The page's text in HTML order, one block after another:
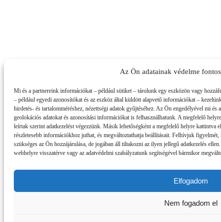
Az Ön adatainak védelme
Mi és a partnereink információkat – például sütiket – tárolunk egy eszközön vagy
– például egyedi azonosítókat és az eszköz által küldött alapvető információkat –
hirdetés- és tartalomméréshez, nézettségi adatok gyűjtéséhez. Az Ön engedélyével mi
geolokációs adatokat és azonosítási információkat is felhasználhatunk. A megfelelő
leírtak szerint adatkezelést végezzünk. Másik lehetőségként a megfelelő helyre kattintva
részletesebb információkhoz juthat, és megváltoztathatja beállításait. Felhívjuk
szükséges az Ön hozzájárulása, de jogában áll tiltakozni az ilyen jellegű adatkezelés
webhelyre visszatérve vagy az adatvédelmi szabályzatunk segítségével bármikor
Elfogadom
Nem fogadom el